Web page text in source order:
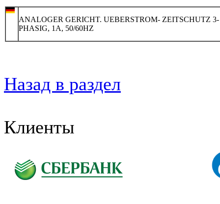
ANALOGER GERICHT. UEBERSTROM- ZEITSCHUTZ 3-
PHASIG, 1A, 50/60HZ
Назад в раздел
Клиенты